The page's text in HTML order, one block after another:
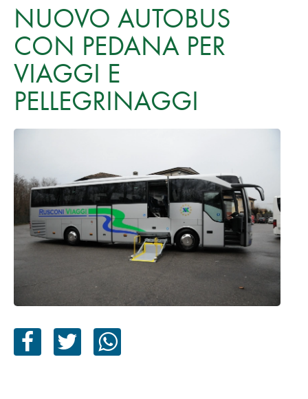
NUOVO AUTOBUS
CON PEDANA PER
VIAGGI E
PELLEGRINAGGI